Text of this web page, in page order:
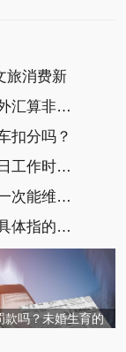
旅消费新
炒外汇是什么意思？炒外汇合法吗？炒外汇算非法集
扣分吗？
非全日制用工是什么？非全日制用工每日工作时间不
热玛吉五代有什么功效？热玛吉五代做一次能维持多
公司经济性质怎么填写？经济合同纠纷具体指的是什
款吗？未婚生育的